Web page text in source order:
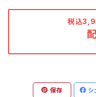
税込
保存 シ